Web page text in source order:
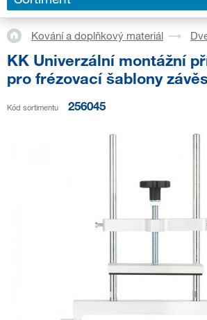
Kování a doplňkový materiál
KK Univerzální montážní
pro frézovací šablony
Kód sortimentu 256045